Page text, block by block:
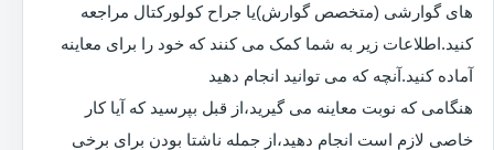
های گوارشی (متخصص گوارش)یا جراح کولورکتال مراجعه
کنید.اطلاعات زیر به شما کمک می کنند که خود را برای معاینه
آماده کنید.آنچه که می توانید انجام دهید
هنگامی که نوبت معاینه می گیرید،از قبل بپرسید که آیا کار
خاصی لازم است انجام دهید،از جمله ناشتا بودن برای برخی